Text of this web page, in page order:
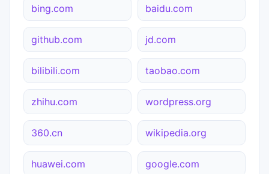
bing.com baidu.com
github.com jd.com
bilibili.com taobao.com
zhihu.com wordpress.org
360.cn wikipedia.org
huawei.com google.com